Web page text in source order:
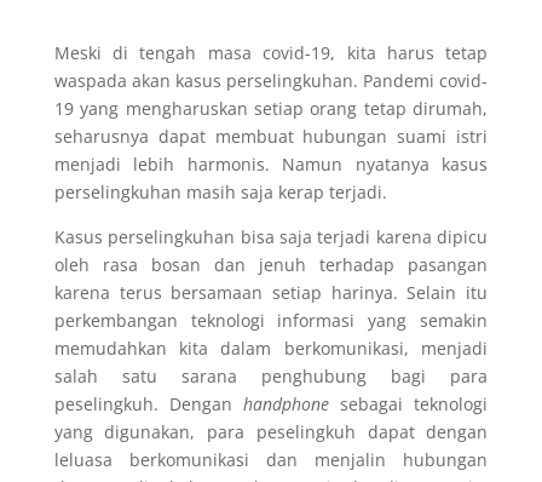
Meski di tengah masa covid-19, kita harus tetap
waspada akan kasus perselingkuhan. Pandemi covid-
19 yang mengharuskan setiap orang tetap dirumah,
seharusnya dapat membuat hubungan suami istri
menjadi lebih harmonis. Namun nyatanya kasus
perselingkuhan masih saja kerap terjadi.
Kasus perselingkuhan bisa saja terjadi karena dipicu
oleh rasa bosan dan jenuh terhadap pasangan
karena terus bersamaan setiap harinya. Selain itu
perkembangan teknologi informasi yang semakin
memudahkan kita dalam berkomunikasi, menjadi
salah satu sarana penghubung bagi para
peselingkuh. Dengan handphone sebagai teknologi
yang digunakan, para peselingkuh dapat dengan
leluasa berkomunikasi dan menjalin hubungan